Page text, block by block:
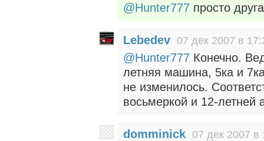
@Hunter777 просто
Lebedev 07 дек 2007 в
@Hunter777 Конечно.
летняя машина, 5ка и
не изменилось.
восьмеркой и 12-
domminick 07 дек 2007 в